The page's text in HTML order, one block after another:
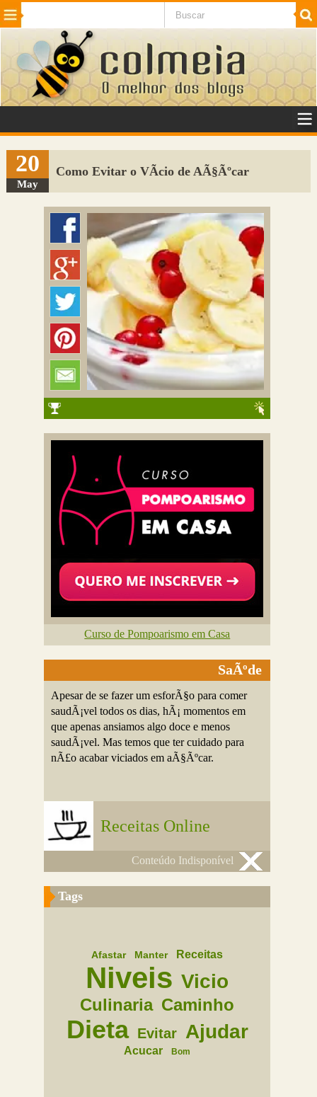
Beleza Cinema e TV
Internet Jogos NotÃ­cias SaÃºde
VeÃ­culos Adulto
Sugerir Link
Adicionar Blog
Colmeia Exchange
Perguntas Frequentes
20
May
Como Evitar o VÃ­cio de AÃ§Ãºcar
Curso de Pompoarismo em Casa
SaÃºde
Apesar de se fazer um esforÃ§o para comer
saudÃ¡vel todos os dias, hÃ¡ momentos em
que apenas ansiamos algo doce e menos
saudÃ¡vel. Mas temos que ter cuidado para
nÃ£o acabar viciados em aÃ§Ãºcar.
Receitas Online
Conteúdo Indisponível
Tags
Afastar Manter Receitas
Niveis Vicio
Culinaria Caminho
Dieta Evitar Ajudar
Acucar Bom